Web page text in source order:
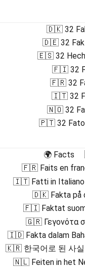
🇩🇰 32
🇩🇪 32
🇪🇸 32
🇫🇮 32
🇫🇷 32
🇮🇹 32
🇳🇴 32
🇵🇹 32
🌍 Facts
🇫🇷 Faits en
🇮🇹 Fatti in Italiano
🇩🇰 Fakta på
🇫🇮 Faktat
🇬🇷 Γεγονότα
🇮🇩 Fakta dalam
🇰🇷 한국어로 된 사실
🇳🇱 Feiten in het